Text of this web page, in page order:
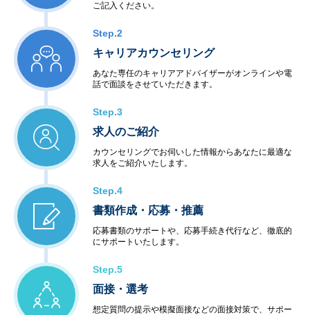
ご記入ください。
Step.2
キャリアカウンセリング
あなた専任のキャリアアドバイザーがオンラインや電
話で面談をさせていただきます。
Step.3
求人のご紹介
カウンセリングでお伺いした情報からあなたに最適な
求人をご紹介いたします。
Step.4
書類作成・応募・推薦
応募書類のサポートや、応募手続き代行など、徹底的
にサポートいたします。
Step.5
面接・選考
想定質問の提示や模擬面接などの面接対策で、サポー